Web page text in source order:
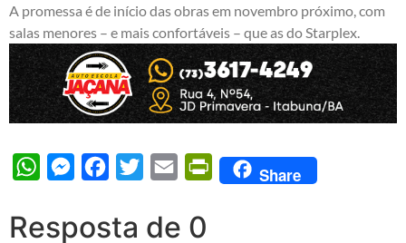
A promessa é de início das obras em novembro próximo, com
salas menores – e mais confortáveis – que as do Starplex.
WhatsAppMessengerFacebook
Twitter Email PrintFriendly
Share
Resposta de 0